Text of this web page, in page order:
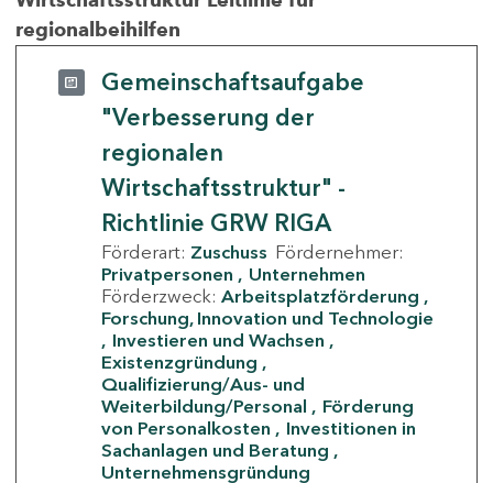
regionalbeihilfen
Gemeinschaftsaufgabe
"Verbesserung der
regionalen
Wirtschaftsstruktur" -
Richtlinie GRW RIGA
Förderart: Zuschuss Fördernehmer:
Privatpersonen
Unternehmen
Förderzweck: Arbeitsplatzförderung
Forschung, Innovation und Technologie
Investieren und Wachsen
Existenzgründung
Qualifizierung/Aus- und
Weiterbildung/Personal
Förderung
von Personalkosten
Investitionen in
Sachanlagen und Beratung
Unternehmensgründung